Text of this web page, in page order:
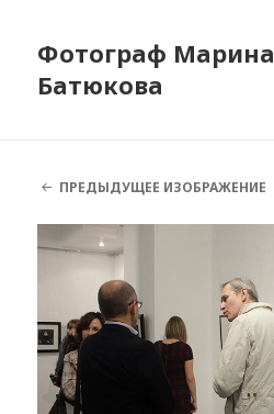
Фотограф Марина
Батюкова
ПРЕДЫДУЩЕЕ ИЗОБРАЖЕНИЕ